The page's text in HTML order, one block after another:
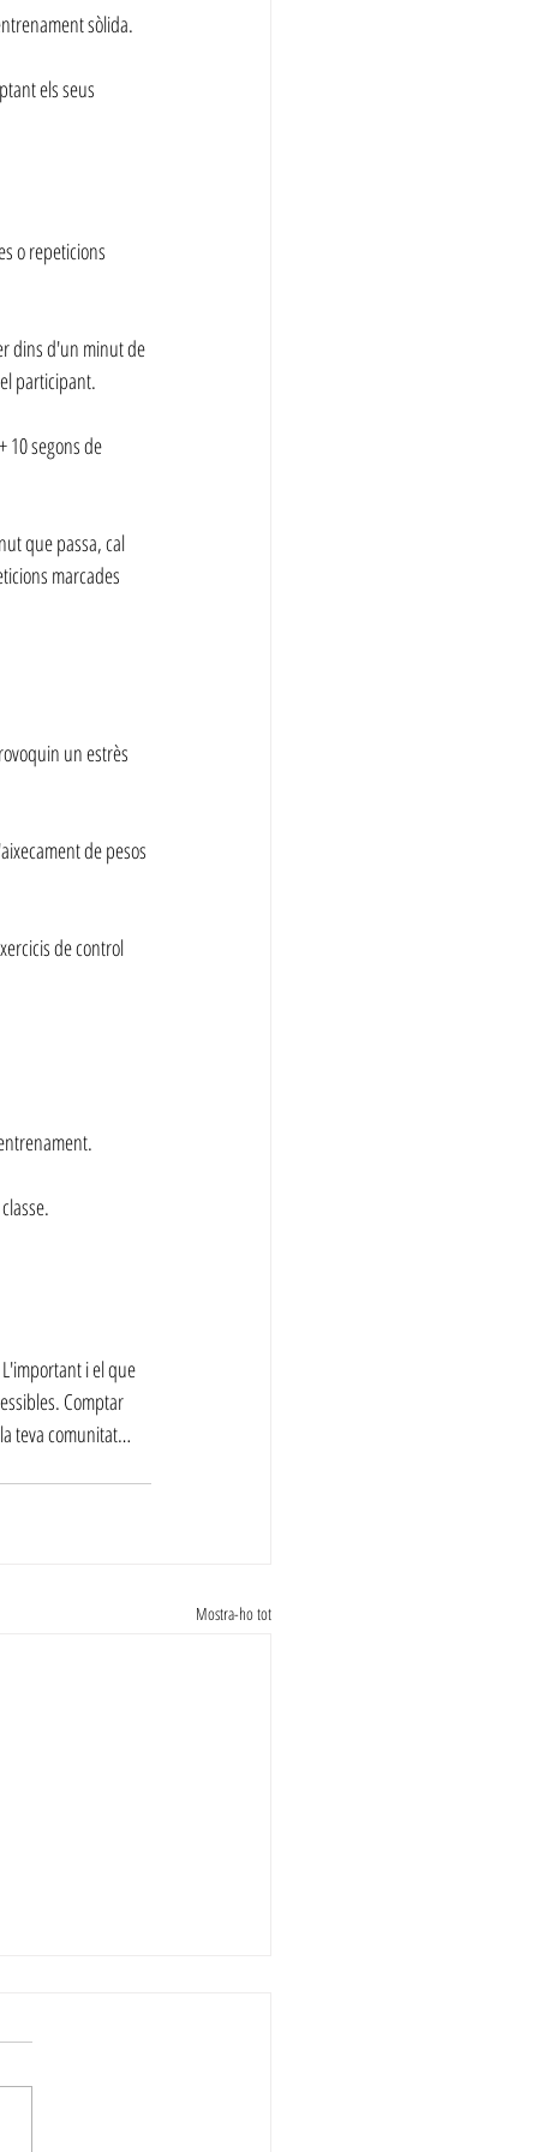
sòlida.
els seus
o repeticions
dins d'un minut de
participant.
10 segons de
que passa, cal
marcades
un estrès
de pesos
de control
i el que
Comptar
teva comunitat…
Mostra-ho tot